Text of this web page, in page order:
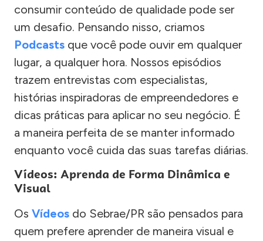
consumir conteúdo de qualidade pode ser
um desafio. Pensando nisso, criamos
Podcasts que você pode ouvir em qualquer
lugar, a qualquer hora. Nossos episódios
trazem entrevistas com especialistas,
histórias inspiradoras de empreendedores e
dicas práticas para aplicar no seu negócio. É
a maneira perfeita de se manter informado
enquanto você cuida das suas tarefas diárias.
Vídeos: Aprenda de Forma Dinâmica e
Visual
Os Vídeos do Sebrae/PR são pensados para
quem prefere aprender de maneira visual e